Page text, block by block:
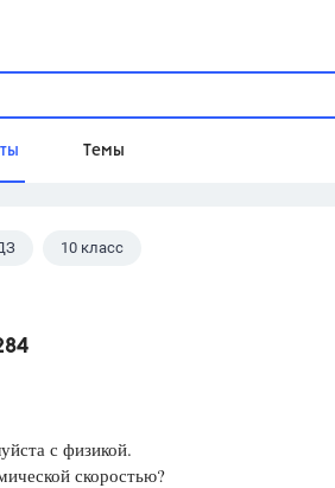
Темы
Домашнее задание
Учебники
10 класс
с физикой.
скоростью?